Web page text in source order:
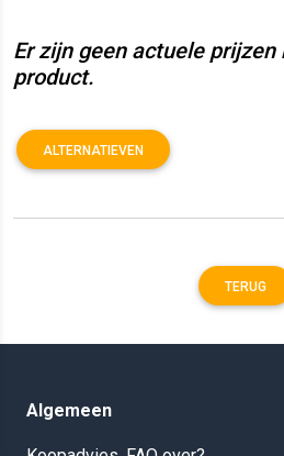
Er zijn geen actuele prijzen
product.
ALTERNATIEVEN
TERUG
Algemeen